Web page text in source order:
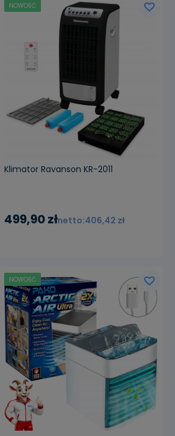
Klimator Ravanson KR-2011
499,90 zł 406,42 zł
powiadom o dostępności
NOWOŚĆ
NOWOŚĆ